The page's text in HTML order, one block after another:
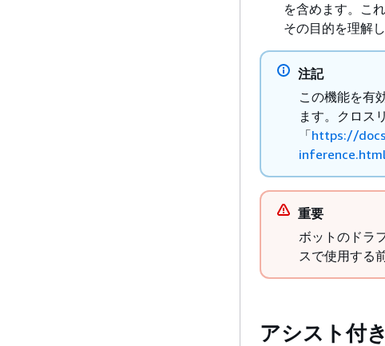
を含めます。こ
その目的を理解
注記
この機能を有
ます。クロス
「https://
inference.html
重要
ボットのドラ
スで使用する
アシスト付